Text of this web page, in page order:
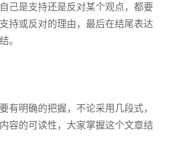
己是支持还是反对某个观点，都要
持或反对的理由，最后在结尾表达
。
有明确的把握，不论采用几段式，
容的可读性，大家掌握这个文章结